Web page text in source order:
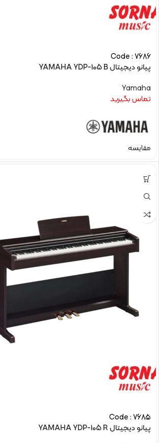
Code : 7686
پیانو دیجیتال YAMAHA YDP-105 B
Yamaha
تماس بگیرید
مقایسه
Code : 7685
پیانو دیجیتال YAMAHA YDP-105 R